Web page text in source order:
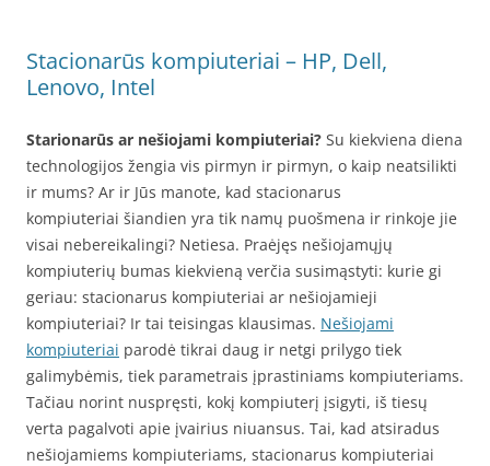
Stacionarūs kompiuteriai – HP, Dell,
Lenovo, Intel
Starionarūs ar nešiojami kompiuteriai? Su kiekviena diena
technologijos žengia vis pirmyn ir pirmyn, o kaip neatsilikti
ir mums? Ar ir Jūs manote, kad stacionarus
kompiuteriai šiandien yra tik namų puošmena ir rinkoje jie
visai nebereikalingi? Netiesa. Praėjęs nešiojamųjų
kompiuterių bumas kiekvieną verčia susimąstyti: kurie gi
geriau: stacionarus kompiuteriai ar nešiojamieji
kompiuteriai? Ir tai teisingas klausimas. Nešiojami
kompiuteriai parodė tikrai daug ir netgi prilygo tiek
galimybėmis, tiek parametrais įprastiniams kompiuteriams.
Tačiau norint nuspręsti, kokį kompiuterį įsigyti, iš tiesų
verta pagalvoti apie įvairius niuansus. Tai, kad atsiradus
nešiojamiems kompiuteriams, stacionarus kompiuteriai